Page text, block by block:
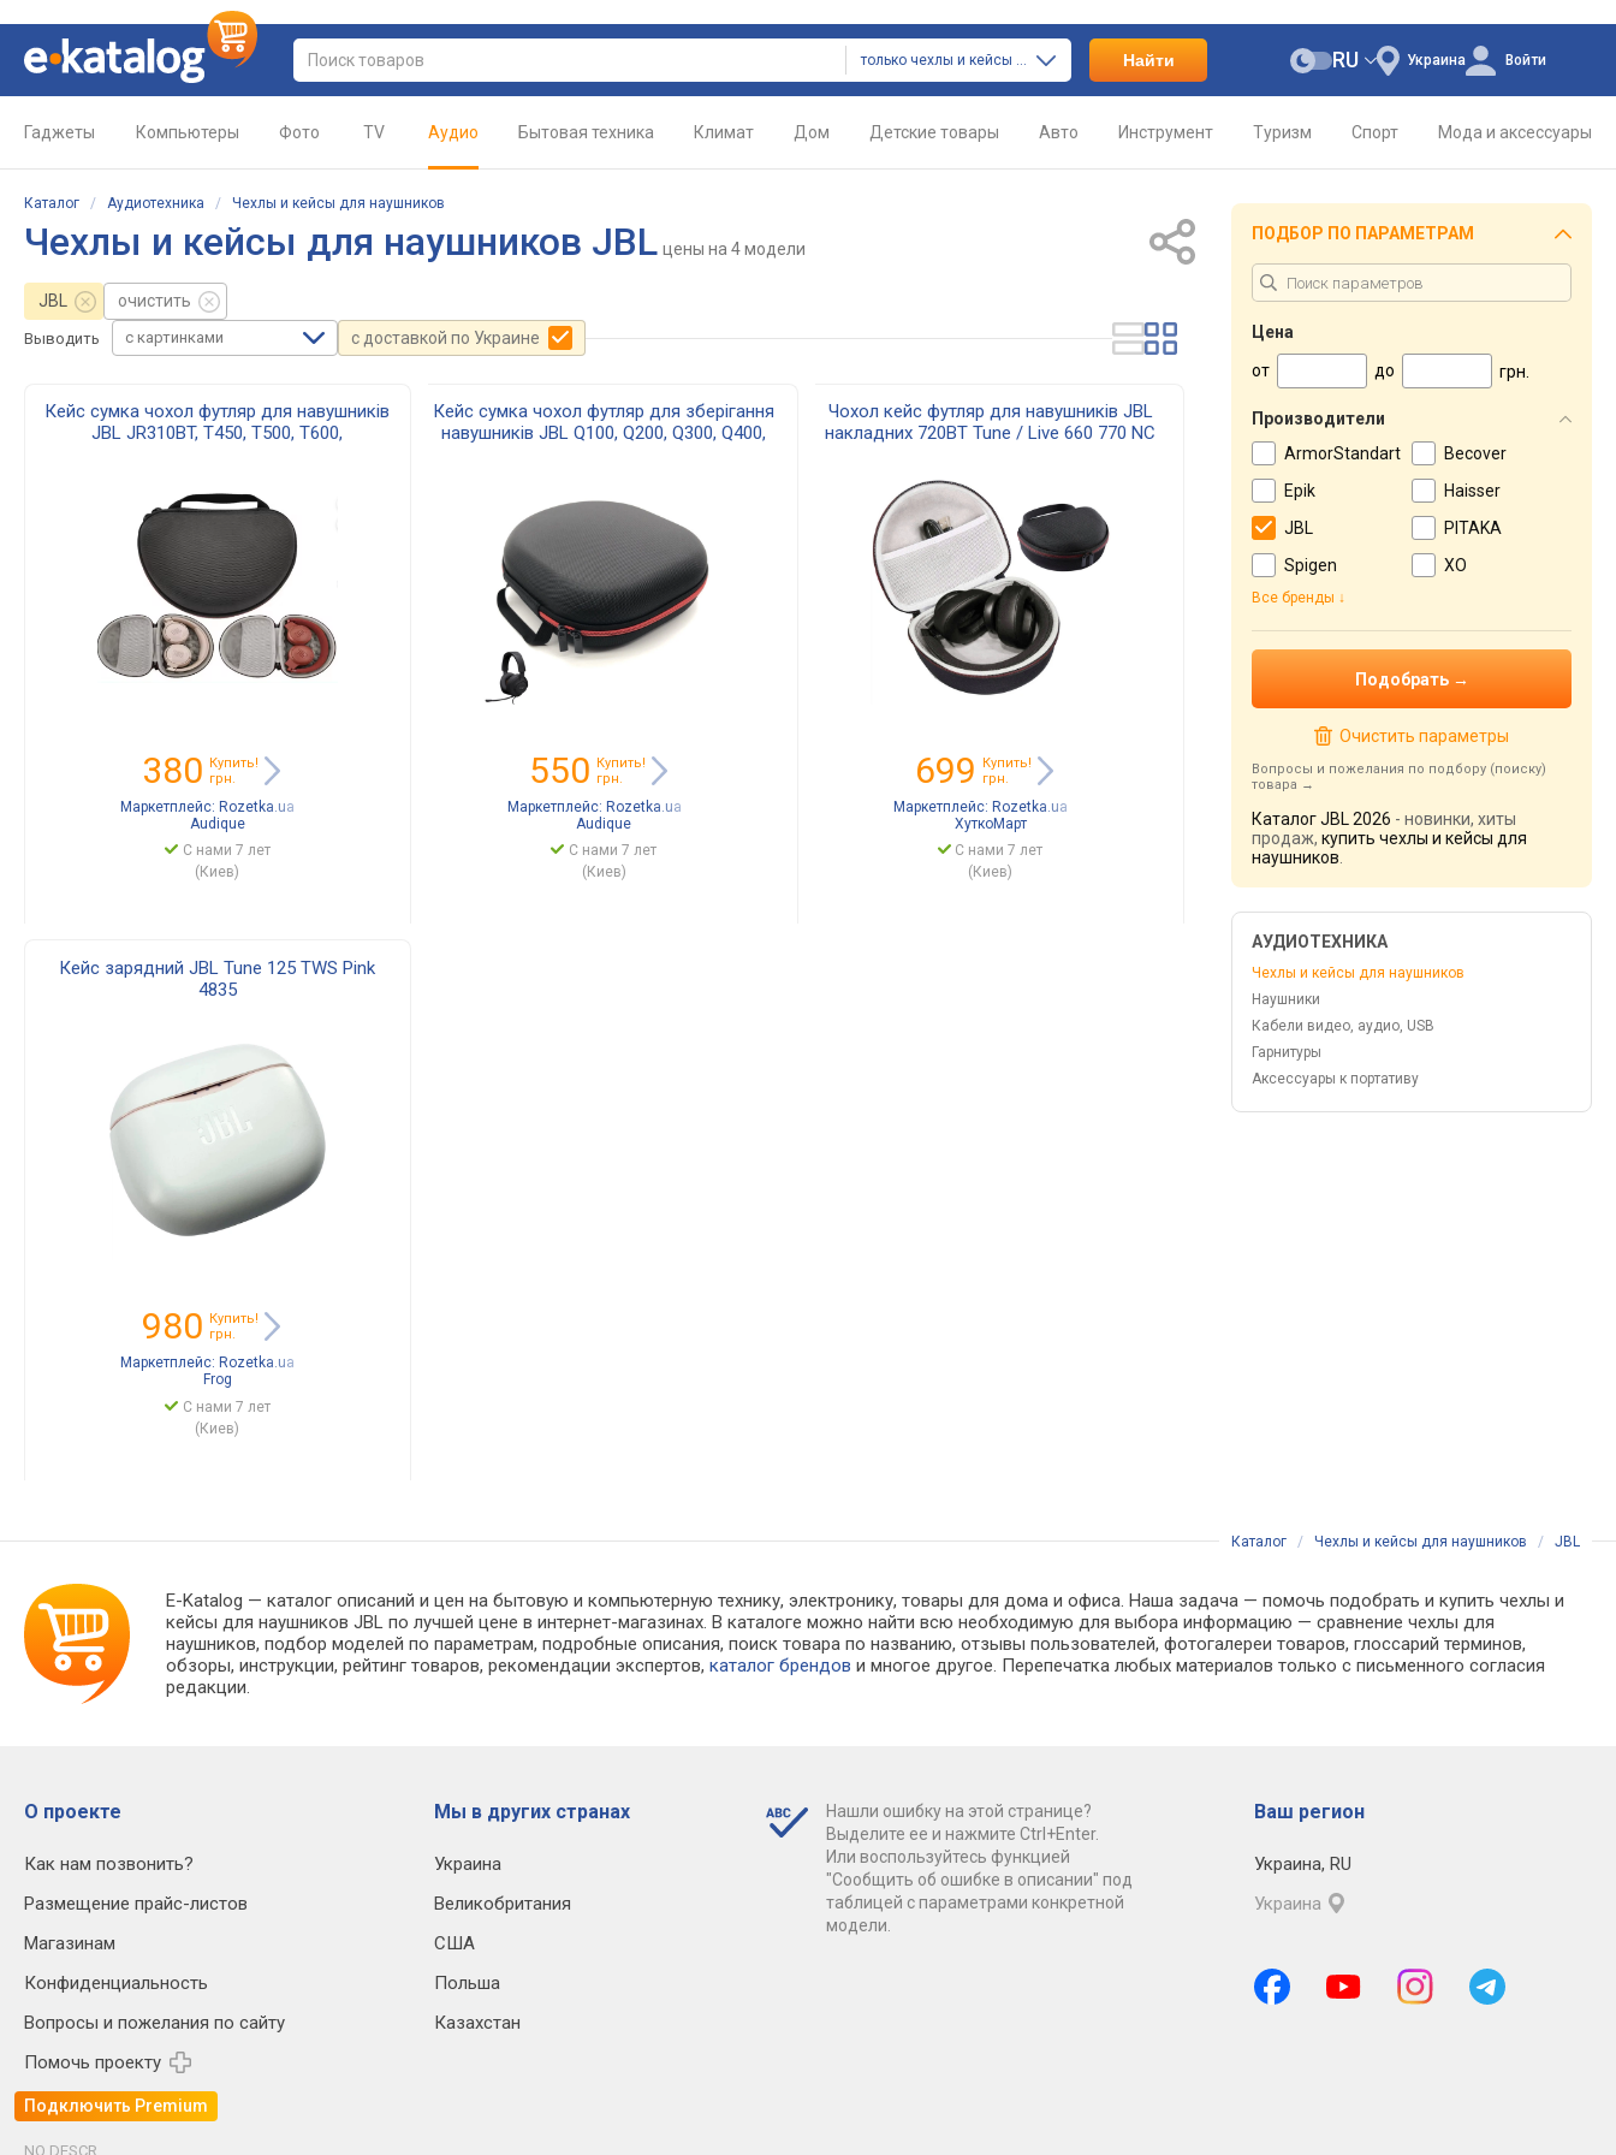
только чехлы и кейсы для наушников Найти Украина
RU Войти
Гаджеты Компьютеры Фото TV Аудио Бытовая техника Климат Дом Детские товары Авто Инструмент Туризм Спорт Мода и аксессуары
Каталог / Аудиотехника / Чехлы и кейсы для наушников
Чехлы и кейсы для наушников JBL цены на 4 модели
JBL очистить
Выводить с картинками с доставкой по Украине
Кейс сумка чохол футляр для навушників
JBL JR310BT, T450, T500, T600,
380 Купить!
грн.
Маркетплейс: Rozetka.ua
Audique
С нами 7 лет
(Киев)
Кейс сумка чохол футляр для зберігання
навушників JBL Q100, Q200, Q300, Q400,
550 Купить!
грн.
Маркетплейс: Rozetka.ua
Audique
С нами 7 лет
(Киев)
Чохол кейс футляр для навушників JBL
накладних 720BT Tune / Live 660 770 NC
699
Купить!
грн.
Маркетплейс: Rozetka.ua
ХуткоМарт
С нами 7 лет
(Киев)
Кейс зарядний JBL Tune 125 TWS Pink
4835
980
Купить!
грн.
Маркетплейс: Rozetka.ua
Frog
С нами 7 лет
(Киев)
ПОДБОР ПО ПАРАМЕТРАМ
Цена
от
до грн.
Производители
ArmorStandart
Becover
Epik
Haisser
JBL
PITAKA
Spigen
XO
Все бренды
Очистить параметры
Вопросы и пожелания по подбору (поиску)
товара
Каталог JBL 2026 - новинки, хиты
продаж, купить чехлы и кейсы для
наушников
АУДИОТЕХНИКА
Чехлы и кейсы для наушников
Наушники
Кабели видео, аудио, USB
Гарнитуры
Аксессуары к портативу
Каталог / Чехлы и кейсы для наушников / JBL
E-Katalog — каталог описаний и цен на бытовую и компьютерную технику, электронику, товары для дома и офиса. Наша задача — помочь подобрать и купить чехлы и
кейсы для наушников JBL по лучшей цене в интернет-магазинах. В каталоге можно найти всю необходимую для выбора информацию — сравнение чехлы для
наушников, подбор моделей по параметрам, подробные описания, поиск товара по названию, отзывы пользователей, фотогалереи товаров, глоссарий терминов,
обзоры, инструкции, рейтинг товаров, рекомендации экспертов,каталог брендов и многое другое. Перепечатка любых материалов только с письменного согласия
редакции.
О проекте
Как нам позвонить?
Размещение прайс-листов
Магазинам
Конфиденциальность
Вопросы и пожелания по сайту
Помочь проекту
Подключить Premium
Мы в других странах
Украина
Великобритания
США
Польша
Казахстан
Нашли ошибку на этой странице?
Выделите ее и нажмите Ctrl+Enter.
Или воспользуйтесь функцией
"Сообщить об ошибке в описании" под
таблицей с параметрами конкретной
модели.
Ваш регион
Украина, RU
Украина
NO DESCR